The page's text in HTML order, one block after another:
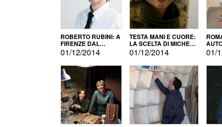
ROBERTO RUBINI: A
FIRENZE DAL
PRODOTTO ALLA
PROMOZIONE
01/12/2014
TESTA MANI E CUORE:
LA SCELTA DI MICHELE
BARBERIO
01/12/2014 01/